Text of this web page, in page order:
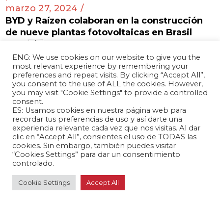
marzo 27, 2024 /
BYD y Raízen colaboran en la construcción
de nueve plantas fotovoltaicas en Brasil
Brasil 🇧🇷
marzo 26, 2024 /
Tensión diplomática entre China y Paraguay
a raíz de supuestas importaciones
Paraguay 🇵🇾
marzo 26, 2024 /
Productos chinos representaron el 20% de
ENG: We use cookies on our website to give you the
most relevant experience by remembering your
preferences and repeat visits. By clicking “Accept All”,
you consent to the use of ALL the cookies. However,
you may visit "Cookie Settings" to provide a controlled
consent.
ES: Usamos cookies en nuestra página web para
recordar tus preferencias de uso y así darte una
experiencia relevante cada vez que nos visitas. Al dar
clic en “Accept All”, consientes el uso de TODAS las
cookies. Sin embargo, también puedes visitar
“Cookies Settings” para dar un consentimiento
controlado.
Cookie Settings Accept All